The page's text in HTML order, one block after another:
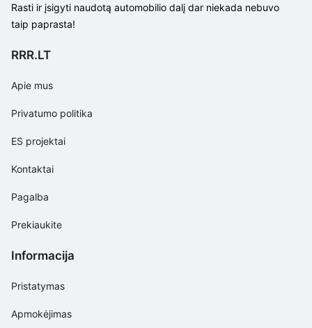
Rasti ir įsigyti naudotą automobilio dalį dar niekada nebuvo
taip paprasta!
RRR.LT
Apie mus
Privatumo politika
ES projektai
Kontaktai
Pagalba
Prekiaukite
Informacija
Pristatymas
Apmokėjimas